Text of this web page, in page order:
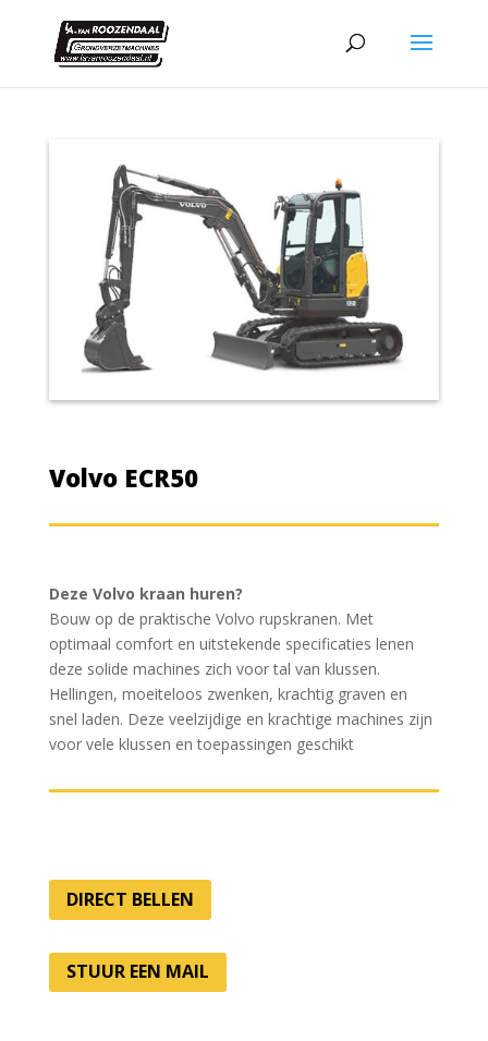
Volvo ECR50
Deze Volvo kraan huren?
Bouw op de praktische Volvo rupskranen. Met
optimaal comfort en uitstekende specificaties lenen
deze solide machines zich voor tal van klussen.
Hellingen, moeiteloos zwenken, krachtig graven en
snel laden. Deze veelzijdige en krachtige machines zijn
voor vele klussen en toepassingen geschikt
DIRECT BELLEN
STUUR EEN MAIL